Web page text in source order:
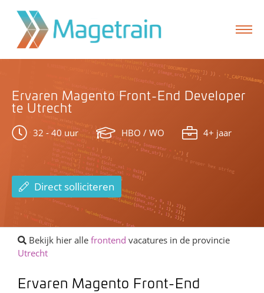
formulier
Ervaren Magento Front-End Developer
te Utrecht
32 - 40 uur HBO / WO 4+ jaar
Direct solliciteren
Bekijk hier alle frontend vacatures in de provincie
Utrecht
Ervaren Magento Front-End